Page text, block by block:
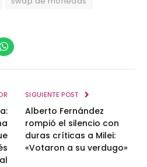
WhatsApp
SIGUIENTE POST
Alberto Fernández
rompió el silencio con
duras críticas a Milei:
«Votaron a su verdugo»